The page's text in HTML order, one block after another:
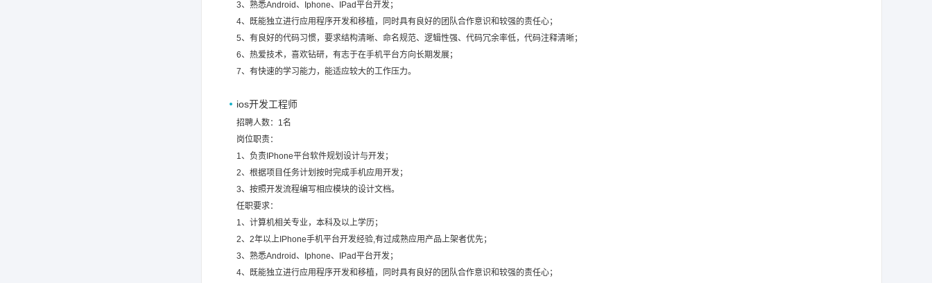
3、熟悉Android、Iphone、IPad平台开发；
4、既能独立进行应用程序开发和移植，同时具有良好的团队合作意识和较强的责任心；
5、有良好的代码习惯，要求结构清晰、命名规范、逻辑性强、代码冗余率低，代码注释清晰；
6、热爱技术，喜欢钻研，有志于在手机平台方向长期发展；
7、有快速的学习能力，能适应较大的工作压力。
ios开发工程师
招聘人数：1名
岗位职责：
1、负责IPhone平台软件规划设计与开发；
2、根据项目任务计划按时完成手机应用开发；
3、按照开发流程编写相应模块的设计文档。
任职要求：
1、计算机相关专业，本科及以上学历；
2、2年以上IPhone手机平台开发经验,有过成熟应用产品上架者优先；
3、熟悉Android、Iphone、IPad平台开发；
4、既能独立进行应用程序开发和移植，同时具有良好的团队合作意识和较强的责任心；